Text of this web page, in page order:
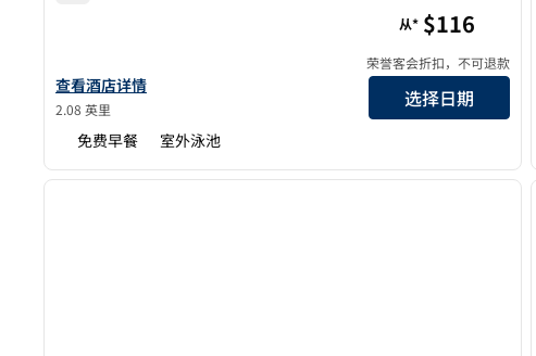
查看希尔顿 Homewood Suites 奥兰多-梅特兰的酒店详细信息
查看酒店详情
2.08 英里
从* $116
荣誉客会折扣，不可退款
选择日期
免费早餐 室外泳池
1/12
1/12
下一